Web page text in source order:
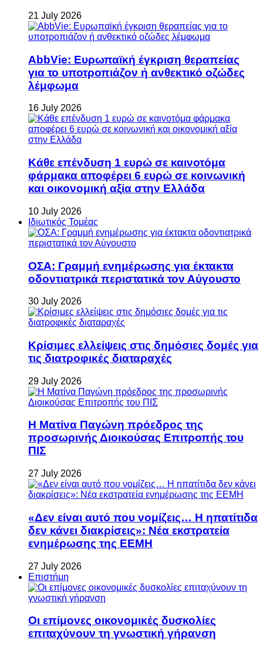
21 July 2026
AbbVie: Ευρωπαϊκή έγκριση θεραπείας
για το υποτροπιάζον ή ανθεκτικό οζώδες
λέμφωμα
16 July 2026
Κάθε επένδυση 1 ευρώ σε καινοτόμα
φάρμακα αποφέρει 6 ευρώ σε κοινωνική
και οικονομική αξία στην Ελλάδα
10 July 2026
Ιδιωτικός Τομέας
ΟΣΑ: Γραμμή ενημέρωσης για έκτακτα
οδοντιατρικά περιστατικά τον Αύγουστο
30 July 2026
Κρίσιμες ελλείψεις στις δημόσιες δομές για
τις διατροφικές διαταραχές
29 July 2026
Η Ματίνα Παγώνη πρόεδρος της
προσωρινής Διοικούσας Επιτροπής του
ΠΙΣ
27 July 2026
«Δεν είναι αυτό που νομίζεις… Η ηπατίτιδα
δεν κάνει διακρίσεις»: Νέα εκστρατεία
ενημέρωσης της ΕΕΜΗ
27 July 2026
Επιστήμη
Οι επίμονες οικονομικές δυσκολίες
επιταχύνουν τη γνωστική γήρανση